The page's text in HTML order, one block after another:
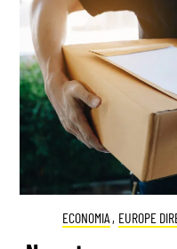
ECONOMIA , EUROPE